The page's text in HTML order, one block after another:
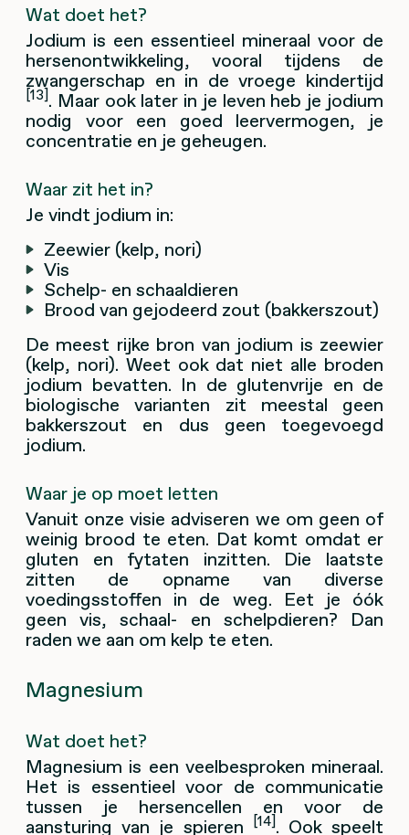
Wat doet het?
Jodium is een essentieel mineraal voor de
hersenontwikkeling, vooral tijdens de
zwangerschap en in de vroege kindertijd
[13]. Maar ook later in je leven heb je jodium
nodig voor een goed leervermogen, je
concentratie en je geheugen.
Waar zit het in?
Je vindt jodium in:
Zeewier (kelp, nori)
Vis
Schelp- en schaaldieren
Brood van gejodeerd zout (bakkerszout)
De meest rijke bron van jodium is zeewier
(kelp, nori). Weet ook dat niet alle broden
jodium bevatten. In de glutenvrije en de
biologische varianten zit meestal geen
bakkerszout en dus geen toegevoegd
jodium.
Waar je op moet letten
Vanuit onze visie adviseren we om geen of
weinig brood te eten. Dat komt omdat er
gluten en fytaten inzitten. Die laatste
zitten de opname van diverse
voedingsstoffen in de weg. Eet je óók
geen vis, schaal- en schelpdieren? Dan
raden we aan om kelp te eten.
Magnesium
Wat doet het?
Magnesium is een veelbesproken mineraal.
Het is essentieel voor de communicatie
tussen je hersencellen en voor de
aansturing van je spieren [14]. Ook speelt